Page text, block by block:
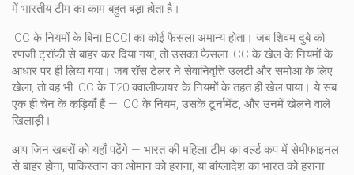
में भारतीय टीम का काम बहुत बड़ा होता है।
ICC के नियमों के बिना BCCI का कोई फैसला अमान्य होता। जब शिवम दुबे को
रणजी ट्रॉफी से बाहर कर दिया गया, तो उसका फैसला ICC के खेल के नियमों के
आधार पर ही लिया गया। जब रॉस टेलर ने सेवानिवृत्ति उलटी और समोआ के लिए
खेला, तो वह भी ICC के T20 क्वालीफायर के नियमों के तहत ही खेल पाया। ये सब
एक ही चेन के कड़ियाँ हैं — ICC के नियम, उसके टूर्नामेंट, और उनमें खेलने वाले
खिलाड़ी।
आप जिन खबरों को यहाँ पढ़ेंगे — भारत की महिला टीम का वर्ल्ड कप में सेमीफाइनल
से बाहर होना, पाकिस्तान का ओमान को हराना, या बांग्लादेश का भारत को हराना —